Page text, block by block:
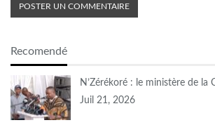
Recomendé
N’Zérékoré : le ministère de la
Juil 21, 2026